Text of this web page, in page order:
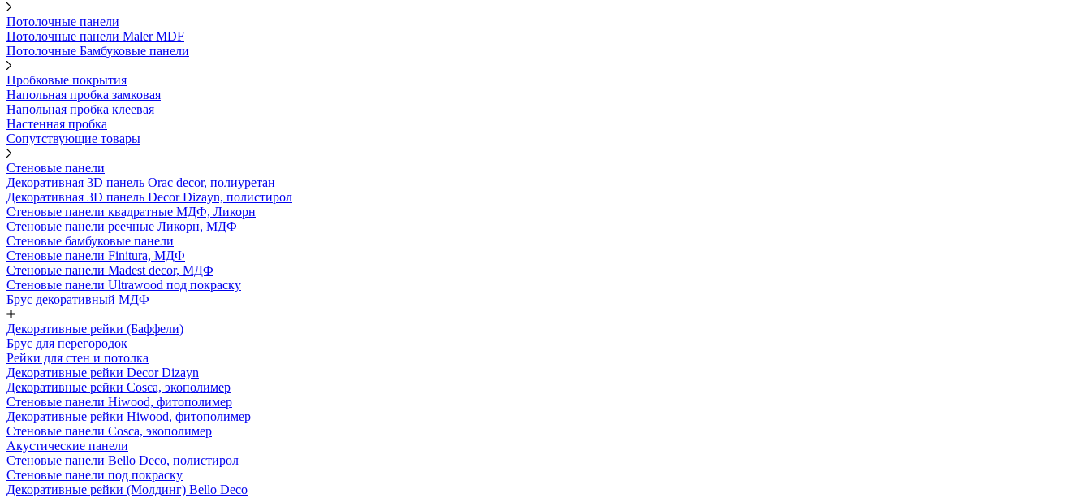
Потолочные панели
Потолочные панели Maler MDF
Потолочные Бамбуковые панели
Пробковые покрытия
Напольная пробка замковая
Напольная пробка клеевая
Настенная пробка
Сопутствующие товары
Стеновые панели
Декоративная 3D панель Orac decor, полиуретан
Декоративная 3D панель Decor Dizayn, полистирол
Стеновые панели квадратные МДФ, Ликорн
Стеновые панели реечные Ликорн, МДФ
Стеновые бамбуковые панели
Стеновые панели Finitura, МДФ
Стеновые панели Madest decor, МДФ
Стеновые панели Ultrawood под покраску
Брус декоративный МДФ
Декоративные рейки (Баффели)
Брус для перегородок
Рейки для стен и потолка
Декоративные рейки Decor Dizayn
Декоративные рейки Cosca, экополимер
Стеновые панели Hiwood, фитополимер
Декоративные рейки Hiwood, фитополимер
Стеновые панели Cosca, экополимер
Акустические панели
Стеновые панели Bello Deco, полистирол
Стеновые панели под покраску
Декоративные рейки (Молдинг) Bello Deco